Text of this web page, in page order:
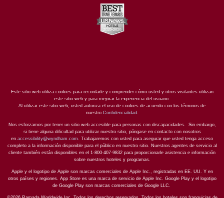
Este sitio web utiliza cookies para recordarle y comprender cómo usted y otros visitantes utilizan
este sitio web y para mejorar la experiencia del usuario.
Al utilizar este sitio web, usted autoriza el uso de cookies de acuerdo con los términos de
nuestro Confidencialidad.
Nos esforzamos por tener un sitio web accesible para personas con discapacidades. Sin embargo,
si tiene alguna dificultad para utilizar nuestro sitio, póngase en contacto con nosotros
en accessibility@wyndham.com. Trabajaremos con usted para asegurar que usted tenga acceso
completo a la información disponible para el público en nuestro sitio. Nuestros agentes de servicio al
cliente también están disponibles en el 1-800-407-9832 para proporcionarle asistencia e información
sobre nuestros hoteles y programas.
Apple y el logotipo de Apple son marcas comerciales de Apple Inc., registradas en EE. UU. Y en
otros países y regiones. App Store es una marca de servicio de Apple Inc. Google Play y el logotipo
de Google Play son marcas comerciales de Google LLC.